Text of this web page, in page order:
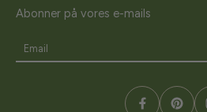
Abonner på vores e-mails
Email